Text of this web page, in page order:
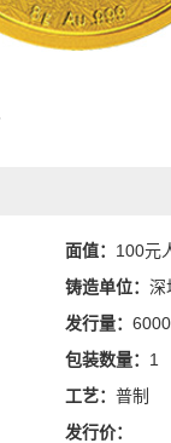
面值： 100元
铸造单位： 深
发行量：
包装数量： 1
工艺： 普制
发行价：